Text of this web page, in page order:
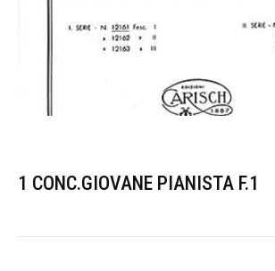
1 CONC.GIOVANE PIANISTA F.1